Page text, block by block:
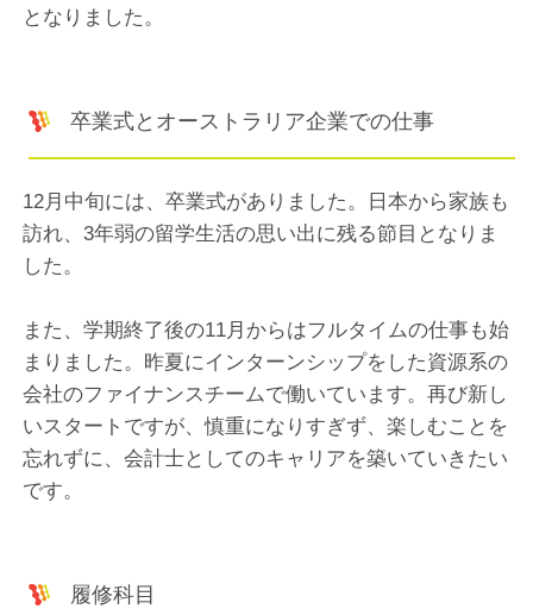
となりました。
卒業式とオーストラリア企業での仕事
12月中旬には、卒業式がありました。日本から家族も
訪れ、3年弱の留学生活の思い出に残る節目となりま
した。
また、学期終了後の11月からはフルタイムの仕事も始
まりました。昨夏にインターンシップをした資源系の
会社のファイナンスチームで働いています。再び新し
いスタートですが、慎重になりすぎず、楽しむことを
忘れずに、会計士としてのキャリアを築いていきたい
です。
履修科目